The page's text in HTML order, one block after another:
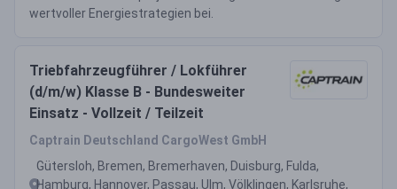
wertvoller Energiestrategien bei.
Triebfahrzeugführer / Lokführer
(d/m/w) Klasse B - Bundesweiter
Einsatz - Vollzeit / Teilzeit
Captrain Deutschland CargoWest GmbH
Gütersloh, Bremen, Bremerhaven, Duisburg, Fulda,
Hamburg, Hannover, Passau, Ulm, Völklingen, Karlsruhe,